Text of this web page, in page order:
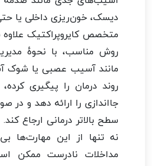
دیسک، خون‌ریزی داخلی یا
متخصص کایروپراکتیک علاوه
روش مناسب، با نحوهٔ
مانند آسیب عصبی یا شوک
روند درمان را پیگیری
جااندازی را ارائه دهد و در
سطح بالاتر درمانی ارجاع
نه تنها از این مهارت‌ها
مداخلات نادرست ممکن